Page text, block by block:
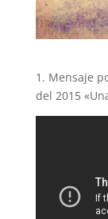
1. Mensaje
del 2015